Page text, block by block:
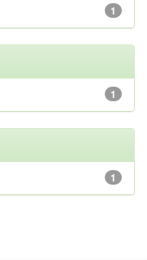
1
1
1